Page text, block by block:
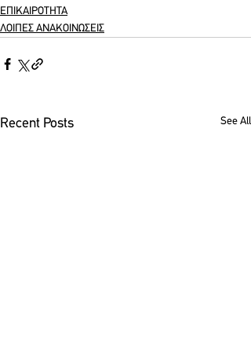
ΕΠΙΚΑΙΡΟΤΗΤΑ
ΛΟΙΠΕΣ ΑΝΑΚΟΙΝΩΣΕΙΣ
Recent Posts See All